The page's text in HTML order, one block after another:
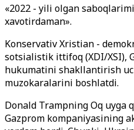
«2022 - yili olgan
xavotirdaman».
Konservativ Xristian -
sotsialistik ittifoq (XDI/XSI),
hukumatini shakllantirish
muzokaralarini boshlatdi.
Donald Trampning Oq uyga
Gazprom kompaniyasining